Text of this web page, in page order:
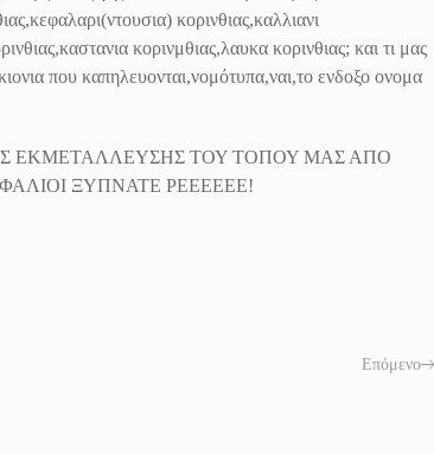
κορινθιας,καλλιανι
κορινμθιας,λαυκα κορινθιας; και τι μας
που καπηλευονται,νομότυπα,ναι,το ενδοξο ονομα
ΕΚΜΕΤΑΛΛΕΥΣΗΣ ΤΟΥ ΤΟΠΟΥ ΜΑΣ ΑΠΟ
ΞΥΠΝΑΤΕ ΡΕΕΕΕΕΕ!
Επόμενο